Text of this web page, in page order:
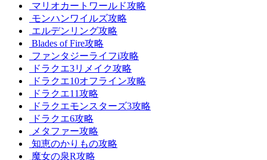
マリオカートワールド攻略
モンハンワイルズ攻略
エルデンリング攻略
Blades of Fire攻略
ファンタジーライフi攻略
ドラクエ3リメイク攻略
ドラクエ10オフライン攻略
ドラクエ11攻略
ドラクエモンスターズ3攻略
ドラクエ6攻略
メタファー攻略
知恵のかりもの攻略
魔女の泉R攻略